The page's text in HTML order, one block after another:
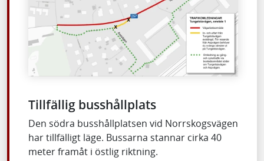
Tillfällig busshållplats
Den södra busshållplatsen vid Norrskogsvägen
har tillfälligt läge. Bussarna stannar cirka 40
meter framåt i östlig riktning.